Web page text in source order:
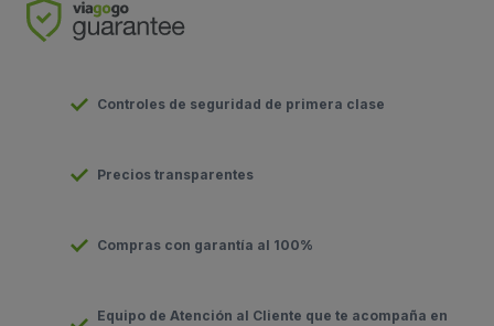
Controles de seguridad de primera clase
Precios transparentes
Compras con garantía al 100%
Equipo de Atención al Cliente que te acompaña en